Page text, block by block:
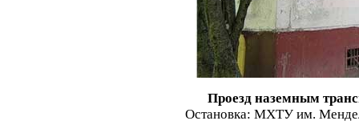
Проезд наземным
Остановка: МХТУ им.